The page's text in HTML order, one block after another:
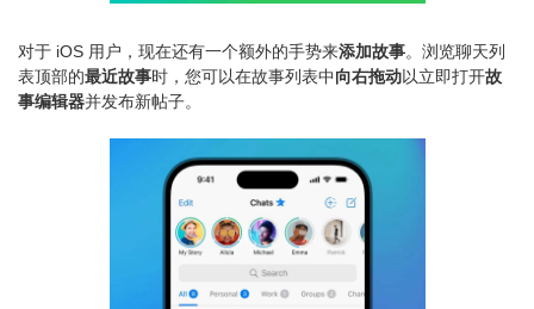
对于 iOS 用户，现在还有一个额外的手势来添加故事。浏览聊天列
表顶部的最近故事时，您可以在故事列表中向右拖动以立即打开故
事编辑器并发布新帖子。